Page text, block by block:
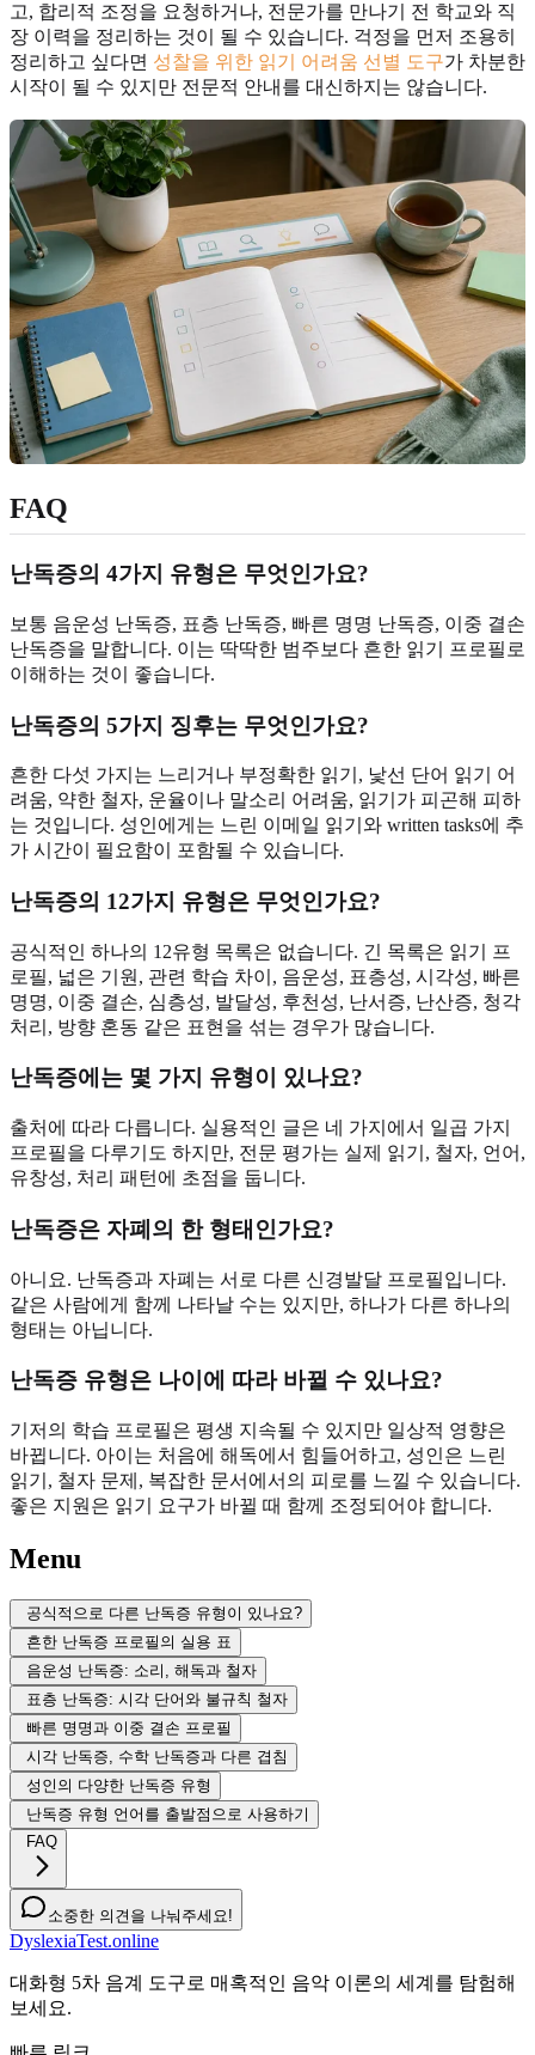
고, 합리적 조정을 요청하거나, 전문가를 만나기 전 학교와 직
장 이력을 정리하는 것이 될 수 있습니다. 걱정을 먼저 조용히
정리하고 싶다면 성찰을 위한 읽기 어려움 선별 도구가 차분한
시작이 될 수 있지만 전문적 안내를 대신하지는 않습니다.
FAQ
난독증의 4가지 유형은 무엇인가요?
보통 음운성 난독증, 표층 난독증, 빠른 명명 난독증, 이중 결손
난독증을 말합니다. 이는 딱딱한 범주보다 흔한 읽기 프로필로
이해하는 것이 좋습니다.
난독증의 5가지 징후는 무엇인가요?
흔한 다섯 가지는 느리거나 부정확한 읽기, 낯선 단어 읽기 어
려움, 약한 철자, 운율이나 말소리 어려움, 읽기가 피곤해 피하
는 것입니다. 성인에게는 느린 이메일 읽기와 written tasks에 추
가 시간이 필요함이 포함될 수 있습니다.
난독증의 12가지 유형은 무엇인가요?
공식적인 하나의 12유형 목록은 없습니다. 긴 목록은 읽기 프
로필, 넓은 기원, 관련 학습 차이, 음운성, 표층성, 시각성, 빠른
명명, 이중 결손, 심층성, 발달성, 후천성, 난서증, 난산증, 청각
처리, 방향 혼동 같은 표현을 섞는 경우가 많습니다.
난독증에는 몇 가지 유형이 있나요?
출처에 따라 다릅니다. 실용적인 글은 네 가지에서 일곱 가지
프로필을 다루기도 하지만, 전문 평가는 실제 읽기, 철자, 언어,
유창성, 처리 패턴에 초점을 둡니다.
난독증은 자폐의 한 형태인가요?
아니요. 난독증과 자폐는 서로 다른 신경발달 프로필입니다.
같은 사람에게 함께 나타날 수는 있지만, 하나가 다른 하나의
형태는 아닙니다.
난독증 유형은 나이에 따라 바뀔 수 있나요?
기저의 학습 프로필은 평생 지속될 수 있지만 일상적 영향은
바뀝니다. 아이는 처음에 해독에서 힘들어하고, 성인은 느린
읽기, 철자 문제, 복잡한 문서에서의 피로를 느낄 수 있습니다.
좋은 지원은 읽기 요구가 바뀔 때 함께 조정되어야 합니다.
Menu
공식적으로 다른 난독증 유형이 있나요?
흔한 난독증 프로필의 실용 표
음운성 난독증: 소리, 해독과 철자
표층 난독증: 시각 단어와 불규칙 철자
빠른 명명과 이중 결손 프로필
시각 난독증, 수학 난독증과 다른 겹침
성인의 다양한 난독증 유형
난독증 유형 언어를 출발점으로 사용하기
FAQ
소중한 의견을 나눠주세요!
DyslexiaTest.online
대화형 5차 음계 도구로 매혹적인 음악 이론의 세계를 탐험해
보세요.